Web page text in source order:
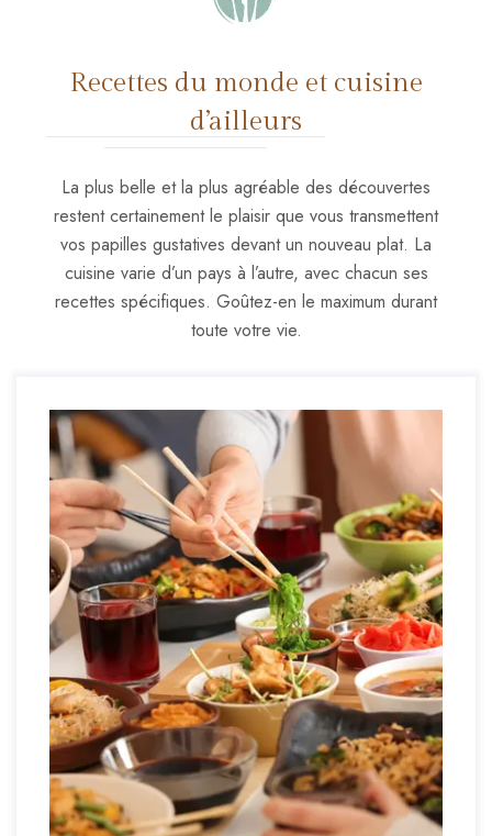
Recettes du monde et cuisine
d’ailleurs
La plus belle et la plus agréable des découvertes
restent certainement le plaisir que vous transmettent
vos papilles gustatives devant un nouveau plat. La
cuisine varie d’un pays à l’autre, avec chacun ses
recettes spécifiques. Goûtez-en le maximum durant
toute votre vie.